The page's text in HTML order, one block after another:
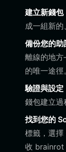
建立新錢包
成一組新的
備份您的助
離線的地
的唯一途徑。
驗證與設定
錢包建立過
找到您的
標籤，選
收 brainrot